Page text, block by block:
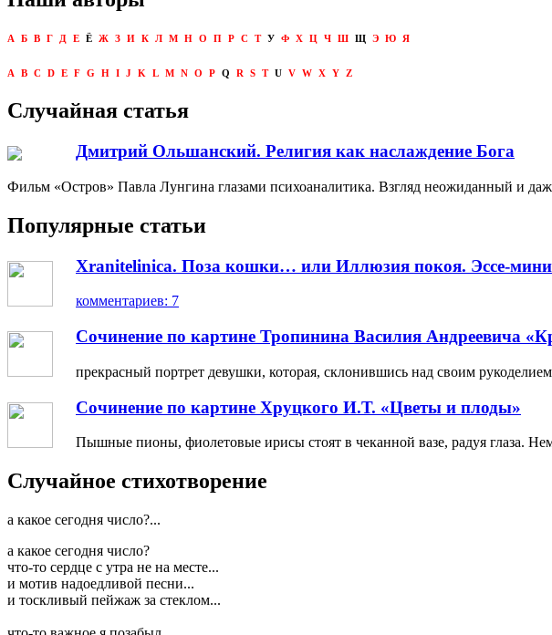
А Б В Г Д Е Ё Ж З И К Л М Н О П Р С Т У Ф Х Ц Ч Ш Щ Э Ю Я
A B C D E F G H I J K L M N O P Q R S T U V W X Y Z
Случайная статья
Дмитрий Ольшанский. Религия как наслаждение Бога
Фильм «Остров» Павла Лунгина глазами психоаналитика. Взгляд неожиданный и
Популярные статьи
Xranitelinica. Поза кошки… или Иллюзия покоя. Эссе-
комментариев: 7
Сочинение по картине Тропинина Василия Андреевича
прекрасный портрет девушки, которая, склонившись над своим
Сочинение по картине Хруцкого И.Т. «Цветы и плоды»
Пышные пионы, фиолетовые ирисы стоят в чеканной вазе, радуя глаза.
Случайное стихотворение
а какое сегодня число?...
а какое сегодня число?
что-то сердце с утра не на месте...
и мотив надоедливой песни...
и тоскливый пейжаж за стеклом...